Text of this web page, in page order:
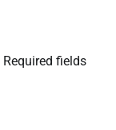
Required fields